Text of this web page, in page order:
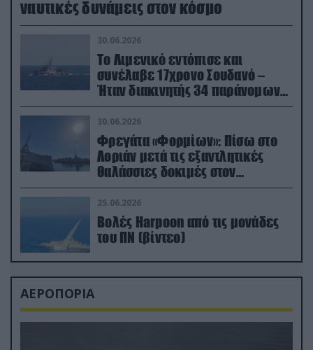
ναυτικές δυνάμεις στον κόσμο
30.06.2026
Το Λιμενικό εντόπισε και
συνέλαβε 17χρονο Σουδανό –
Ήταν διακινητής 34 παράνομων
μεταναστών
30.06.2026
Φρεγάτα «Φορμίων»: Πίσω στο
Λοριάν μετά τις εξαντλητικές
θαλάσσιες δοκιμές στον
απαιτητικό Βισκαϊκό
25.06.2026
Βολές Harpoon από τις μονάδες
του ΠΝ (βίντεο)
ΑΕΡΟΠΟΡΙΑ